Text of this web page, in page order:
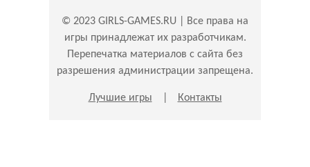
© 2023 GIRLS-GAMES.RU | Все права на
игры принадлежат их разработчикам.
Перепечатка материалов с сайта без
разрешения администрации запрещена.
Лучшие игры Контакты